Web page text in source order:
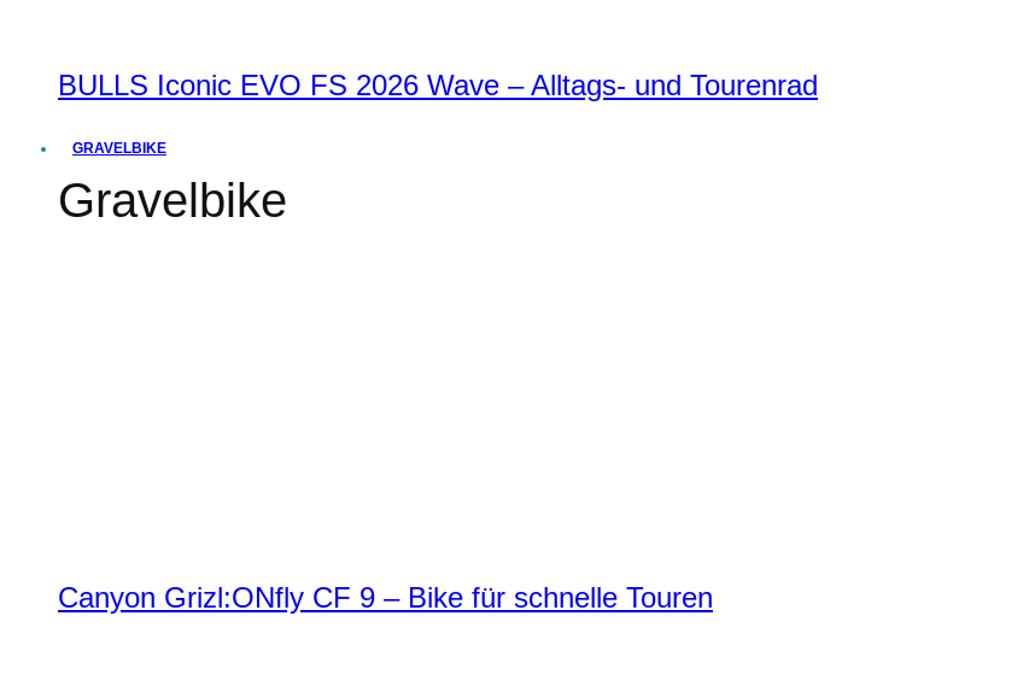
BULLS Iconic EVO FS 2026 Wave – Alltags- und Tourenrad
GRAVELBIKE
Gravelbike
Canyon Grizl:ONfly CF 9 – Bike für schnelle Touren